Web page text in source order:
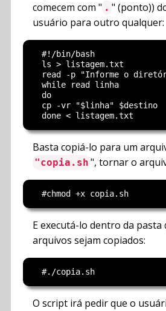
comecem com " . " (ponto))
usuário para outro qualquer:
  #!/bin/bash
  ls > listagem.txt
read -p "Informe o
  while read linha
  do
  cp -vr "$linha" $destino
Basta copiá-lo para um
"copia.sh ", tornar o
E executá-lo dentro da pasta
arquivos sejam copiados:
O script irá pedir que o